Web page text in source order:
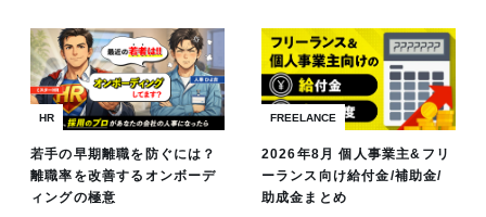
HR
若手の早期離職を防ぐには？
離職率を改善するオンボーデ
ィングの極意
FREELANCE
2026年8月 個人事業主&フリ
ーランス向け給付金/補助金/
助成金まとめ